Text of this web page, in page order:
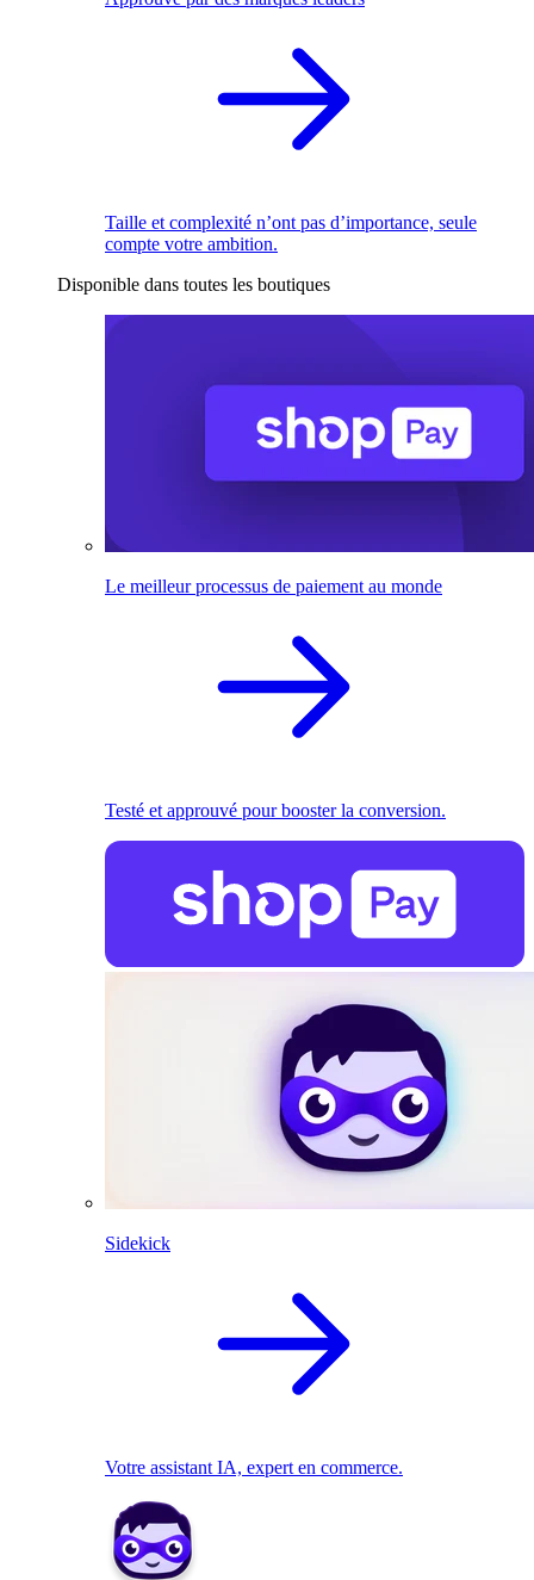
Taille et complexité n’ont pas d’importance, seule
compte votre ambition.
Disponible dans toutes les boutiques
Le meilleur processus de paiement au monde
Testé et approuvé pour booster la conversion.
Sidekick
Votre assistant IA, expert en commerce.